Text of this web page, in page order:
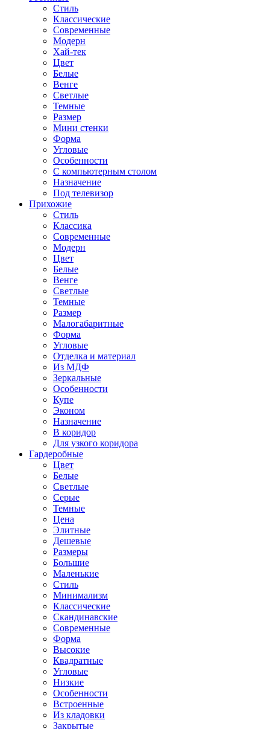
Стиль
Классические
Современные
Модерн
Хай-тек
Цвет
Белые
Венге
Светлые
Темные
Размер
Мини стенки
Форма
Угловые
Особенности
С компьютерным столом
Назначение
Под телевизор
Прихожие
Стиль
Классика
Современные
Модерн
Цвет
Белые
Венге
Светлые
Темные
Размер
Малогабаритные
Форма
Угловые
Отделка и материал
Из МДФ
Зеркальные
Особенности
Купе
Эконом
Назначение
В коридор
Для узкого коридора
Гардеробные
Цвет
Белые
Светлые
Серые
Темные
Цена
Элитные
Дешевые
Размеры
Большие
Маленькие
Стиль
Минимализм
Классические
Скандинавские
Современные
Форма
Высокие
Квадратные
Угловые
Низкие
Особенности
Встроенные
Из кладовки
Закрытые